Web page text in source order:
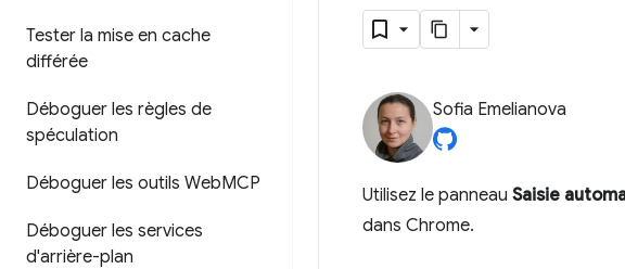
Tester la mise en cache
différée
Déboguer les règles de
spéculation
Déboguer les outils WebMCP
Déboguer les services
d'arrière-plan
Sofia Emelianova
Utilisez le panneau Saisie
dans Chrome.